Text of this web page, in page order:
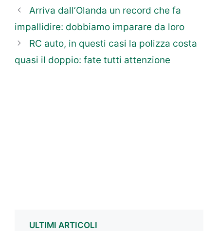
Arriva dall’Olanda un record che fa
impallidire: dobbiamo imparare da loro
RC auto, in questi casi la polizza costa
quasi il doppio: fate tutti attenzione
ULTIMI ARTICOLI